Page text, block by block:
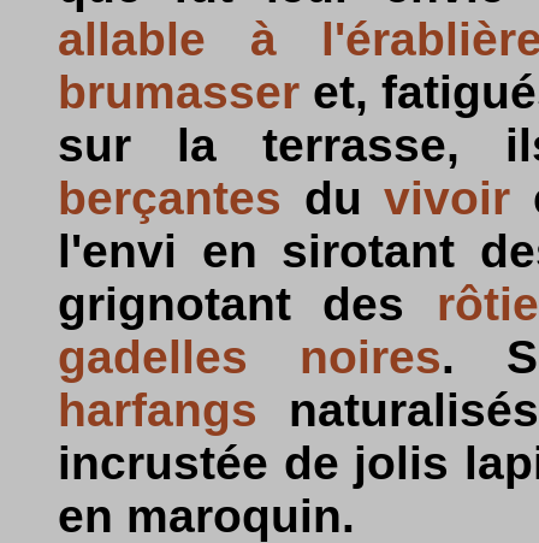
allable à
brumasser et,
sur la terrasse,
berçantes duvivoir
l'envi en sirotant
grignotant des
gadelles noires.
harfangs
incrustée de jolis
en maroquin.